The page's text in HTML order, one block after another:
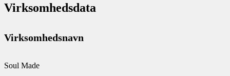
Virksomhedsdata
Virksomhedsnavn
Soul Made